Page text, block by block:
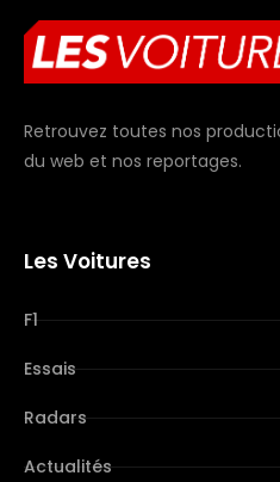
Retrouvez toutes nos
du web et nos reportages.
Les Voitures
F1
Essais
Radars
Actualités